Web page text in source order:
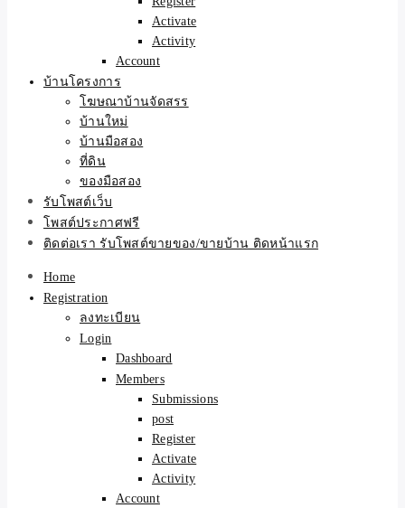
Activate
Activity
Account
บ้านโครงการ
โฆษณาบ้านจัดสรร
บ้านใหม่
บ้านมือสอง
ที่ดิน
ของมือสอง
รับโพสต์เว็บ
โพสต์ประกาศฟรี
ติดต่อเรา รับโพสต์ขายของ/ขายบ้าน ติดหน้าแรก
Home
Registration
ลงทะเบียน
Login
Dashboard
Members
Submissions
post
Register
Activate
Activity
Account